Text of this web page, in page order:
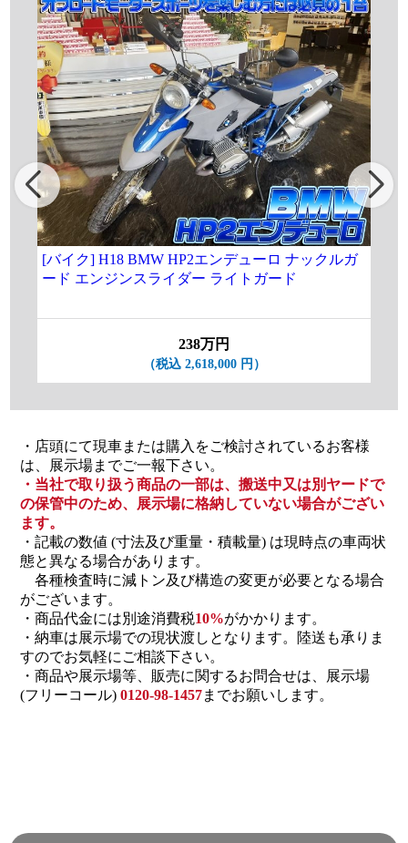
[バイク] H18 BMW HP2エンデューロ ナックルガ
ード エンジンスライダー ライトガード
238万円
（税込 2,618,000 円）
・店頭にて現車または購入をご検討されているお客様
は、展示場までご一報下さい。
・当社で取り扱う商品の一部は、搬送中又は別ヤードで
の保管中のため、展示場に格納していない場合がござい
ます。
・記載の数値 (寸法及び重量・積載量) は現時点の車両状
態と異なる場合があります。
各種検査時に減トン及び構造の変更が必要となる場合
がございます。
・商品代金には別途消費税10%がかかります。
・納車は展示場での現状渡しとなります。陸送も承りま
すのでお気軽にご相談下さい。
・商品や展示場等、販売に関するお問合せは、展示場
(フリーコール) 0120-98-1457までお願いします。